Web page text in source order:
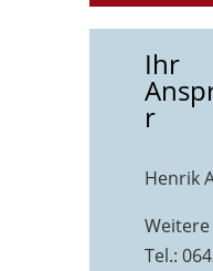
Ihr
r
Henrik
Tel.: